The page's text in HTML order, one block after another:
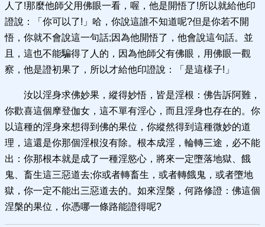
人了!那麼他師父用佛眼一看，喔，他是開悟了!所以就給他印
證說：「你可以了!」哈，你說這誰不知道呢?但是你若不開
悟，你就不會說這一句話;因為他開悟了，他會說這句話。並
且，這也不能騙得了人的，因為他師父有佛眼，用佛眼一觀
察，他是證初果了，所以才給他印證說：「是這樣子!」
汝以淫身求佛妙果，縱得妙悟，皆是淫根：佛告訴阿難，
你歡喜這個摩登伽女，這不單有淫心，而且淫身也存在的。你
以這種的淫身來想得到佛的果位，你縱然得到這種微妙的道
理，這還是你那個淫根沒有除。根本成淫，輪轉三途，必不能
出：你那根本就是成了一種淫慾心，將來一定墮落地獄、餓
鬼、畜生這三惡道去;你或者轉畜生，或者轉餓鬼，或者墮地
獄，你一定不能出三惡道去的。如來涅槃，何路修證：佛這個
涅槃的果位，你憑哪一條路能證得呢?